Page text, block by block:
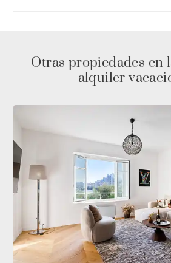
Otras propiedades en
alquiler